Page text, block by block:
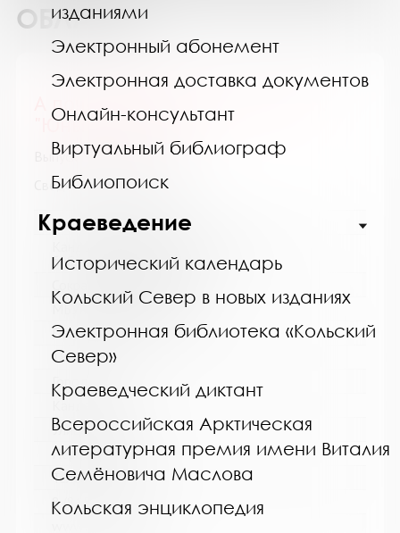
изданиями
Электронный абонемент
Электронная доставка документов
Онлайн-консультант
Виртуальный библиограф
Библиопоиск
Краеведение
Исторический календарь
Кольский Север в новых изданиях
Электронная библиотека «Кольский
Север»
Краеведческий диктант
Всероссийская Арктическая
литературная премия имени Виталия
Семёновича Маслова
Кольская энциклопедия
ОБЛАСТИ
А почему? Приложение к журн.
"Юный техник"
Выпуск №2 от 2024 года
Сведения о держателях
Название библиотеки:
библиотечная система
МБУ Кандалакшская ЦБС
Почтовый индекс:
184042
Город:
Кандалакша
Улица, дом:
Первомайская, 40
Телефон:
8 (81533) 9-21-92